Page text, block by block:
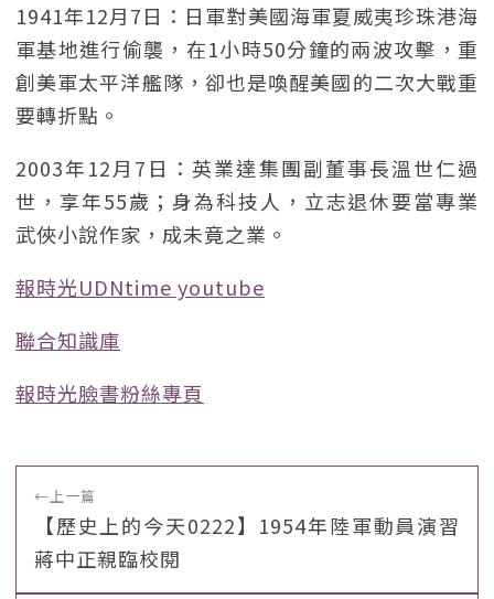
1941年12月7日：日軍對美國海軍夏威夷珍珠港海
軍基地進行偷襲，在1小時50分鐘的兩波攻擊，重
創美軍太平洋艦隊，卻也是喚醒美國的二次大戰重
要轉折點。
2003年12月7日：英業達集團副董事長溫世仁過
世，享年55歲；身為科技人，立志退休要當專業
武俠小說作家，成未竟之業。
報時光UDNtime youtube
聯合知識庫
報時光臉書粉絲專頁
←上一篇
【歷史上的今天0222】1954年陸軍動員演習
蔣中正親臨校閱